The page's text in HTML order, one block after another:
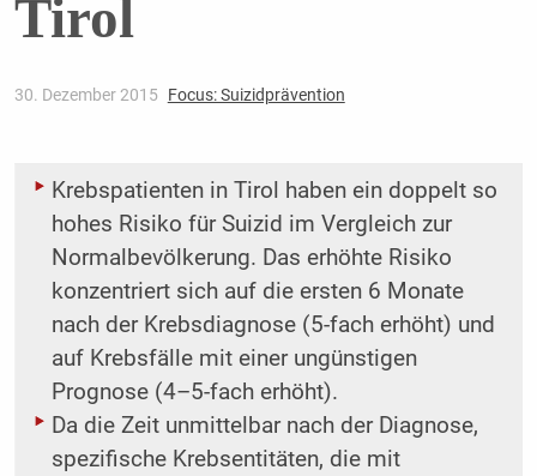
Tirol
30. Dezember 2015 Focus: Suizidprävention
Krebspatienten in Tirol haben ein doppelt so
hohes Risiko für Suizid im Vergleich zur
Normalbevölkerung. Das erhöhte Risiko
konzentriert sich auf die ersten 6 Monate
nach der Krebsdiagnose (5-fach erhöht) und
auf Krebsfälle mit einer ungünstigen
Prognose (4–5-fach erhöht).
Da die Zeit unmittelbar nach der Diagnose,
spezifische Krebsentitäten, die mit